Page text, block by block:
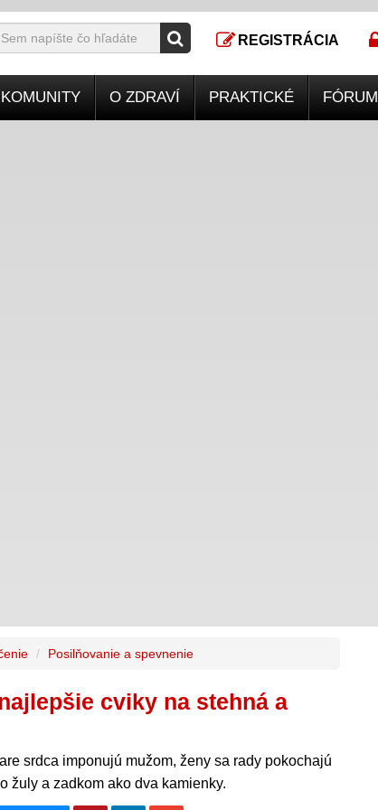
REGISTRÁCIA
KOMUNITY O ZDRAVÍ PRAKTICKÉ FÓRUM
Posilňovanie a spevnenie
cviky na stehná a
srdca imponujú mužom, ženy sa rady pokochajú
žuly a zadkom ako dva kamienky.